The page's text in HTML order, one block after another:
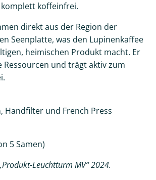
koffeinfrei.
direkt aus der Region der
Seenplatte, was den Lupinenkaffee
heimischen Produkt macht. Er
und trägt aktiv zum
Handfilter und French Press
5 Samen)
Leuchtturm MV“ 2024.